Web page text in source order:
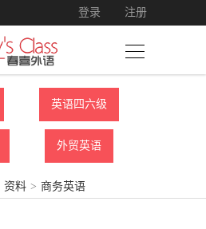
登录 注册
英语四六级
外贸英语
资料 > 商务英语